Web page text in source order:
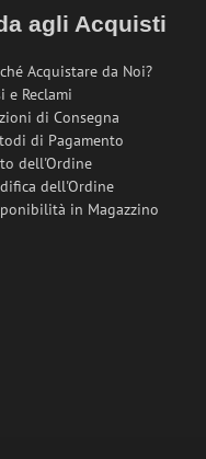
agli Acquisti
Acquistare da Noi?
e Reclami
di Consegna
di Pagamento
dell'Ordine
dell'Ordine
in Magazzino